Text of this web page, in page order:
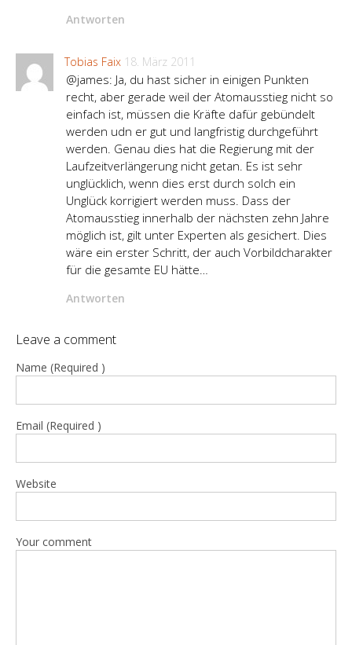
Antworten
Tobias Faix 18. März 2011
@james: Ja, du hast sicher in einigen Punkten
recht, aber gerade weil der Atomausstieg nicht so
einfach ist, müssen die Kräfte dafür gebündelt
werden udn er gut und langfristig durchgeführt
werden. Genau dies hat die Regierung mit der
Laufzeitverlängerung nicht getan. Es ist sehr
unglücklich, wenn dies erst durch solch ein
Unglück korrigiert werden muss. Dass der
Atomausstieg innerhalb der nächsten zehn Jahre
möglich ist, gilt unter Experten als gesichert. Dies
wäre ein erster Schritt, der auch Vorbildcharakter
für die gesamte EU hätte…
Antworten
Leave a comment
Name (Required )
Email (Required )
Website
Your comment